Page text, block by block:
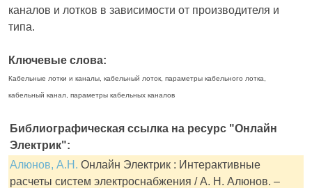
каналов и лотков в зависимости от производителя и
типа.
Ключевые слова:
Кабельные лотки и каналы, кабельный лоток, параметры кабельного лотка,
кабельный канал, параметры кабельных каналов
Библиографическая ссылка на ресурс "Онлайн
Электрик":
Алюнов, А.Н. Онлайн Электрик : Интерактивные
расчеты систем электроснабжения / А. Н. Алюнов. –